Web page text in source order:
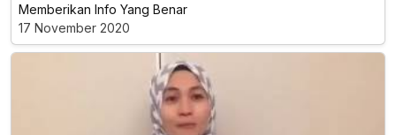
Memberikan Info Yang Benar
17 November 2020